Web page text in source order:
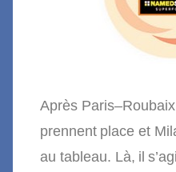
Après Paris–Roubaix
prennent place et
au tableau. Là, il